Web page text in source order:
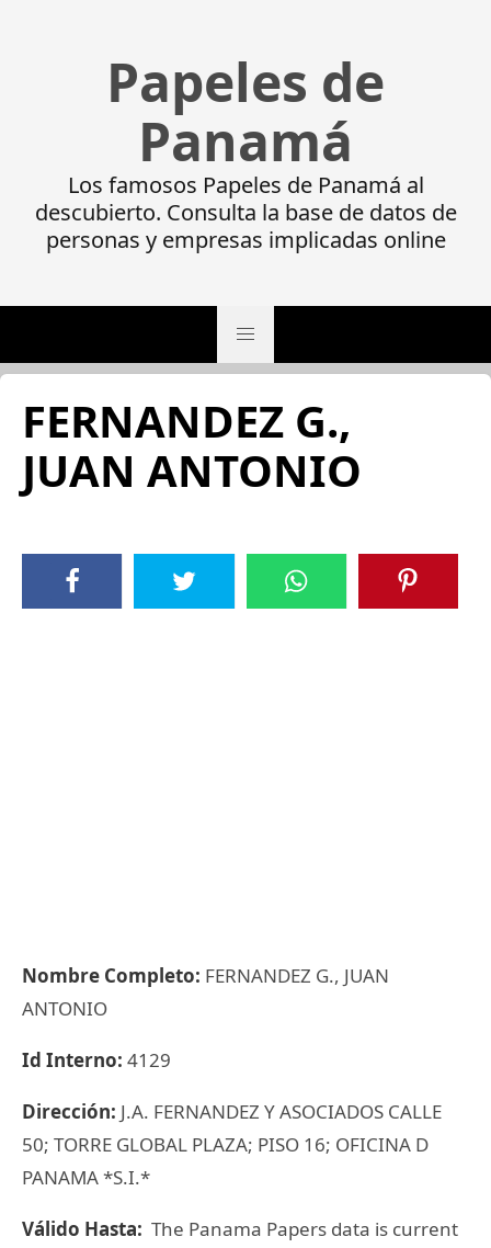
Papeles de
Panamá
Los famosos Papeles de Panamá al
descubierto. Consulta la base de datos de
personas y empresas implicadas online
FERNANDEZ G.,
JUAN ANTONIO
Nombre Completo: FERNANDEZ G., JUAN
ANTONIO
Id Interno: 4129
Dirección: J.A. FERNANDEZ Y ASOCIADOS CALLE
50; TORRE GLOBAL PLAZA; PISO 16; OFICINA D
PANAMA *S.I.*
Válido Hasta: The Panama Papers data is current